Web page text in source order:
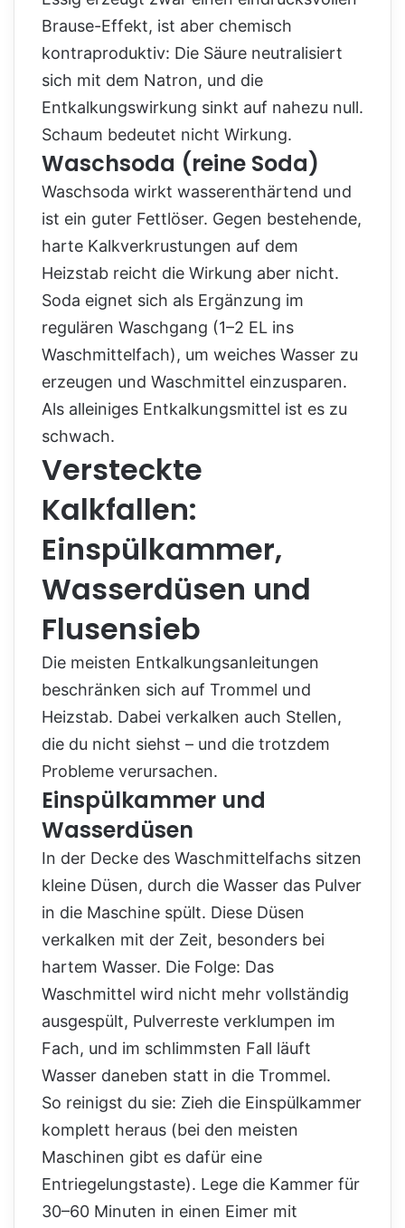
Brause-Effekt, ist aber chemisch
kontraproduktiv: Die Säure neutralisiert
sich mit dem Natron, und die
Entkalkungswirkung sinkt auf nahezu null.
Schaum bedeutet nicht Wirkung.
Waschsoda (reine Soda)
Waschsoda wirkt wasserenthärtend und
ist ein guter Fettlöser. Gegen bestehende,
harte Kalkverkrustungen auf dem
Heizstab reicht die Wirkung aber nicht.
Soda eignet sich als Ergänzung im
regulären Waschgang (1–2 EL ins
Waschmittelfach), um weiches Wasser zu
erzeugen und Waschmittel einzusparen.
Als alleiniges Entkalkungsmittel ist es zu
schwach.
Versteckte
Kalkfallen:
Einspülkammer,
Wasserdüsen und
Flusensieb
Die meisten Entkalkungsanleitungen
beschränken sich auf Trommel und
Heizstab. Dabei verkalken auch Stellen,
die du nicht siehst – und die trotzdem
Probleme verursachen.
Einspülkammer und
Wasserdüsen
In der Decke des Waschmittelfachs sitzen
kleine Düsen, durch die Wasser das Pulver
in die Maschine spült. Diese Düsen
verkalken mit der Zeit, besonders bei
hartem Wasser. Die Folge: Das
Waschmittel wird nicht mehr vollständig
ausgespült, Pulverreste verklumpen im
Fach, und im schlimmsten Fall läuft
Wasser daneben statt in die Trommel.
So reinigst du sie: Zieh die Einspülkammer
komplett heraus (bei den meisten
Maschinen gibt es dafür eine
Entriegelungstaste). Lege die Kammer für
30–60 Minuten in einen Eimer mit